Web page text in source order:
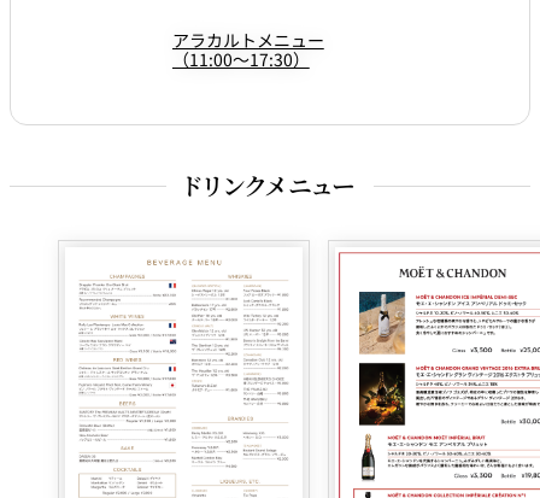
アラカルトメニュー
（11:00～17:30）
ドリンクメニュー